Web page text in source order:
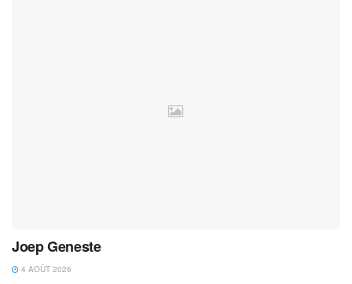
Joep Geneste
4 AOÛT 2026